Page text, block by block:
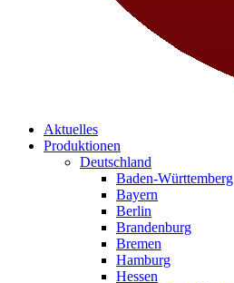
Aktuelles
Produktionen
Deutschland
Baden-Württemberg
Bayern
Berlin
Brandenburg
Bremen
Hamburg
Hessen